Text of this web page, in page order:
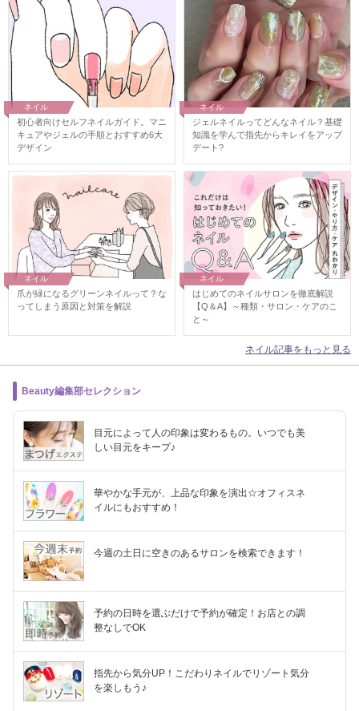
ネイル
初心者向けセルフネイルガイド。マニ
キュアやジェルの手順とおすすめ6大
デザイン
ネイル
ジェルネイルってどんなネイル？基礎
知識を学んで指先からキレイをアップ
デート?
ネイル
爪が緑になるグリーンネイルって？な
ってしまう原因と対策を解説
ネイル
はじめてのネイルサロンを徹底解説
【Q＆A】～種類・サロン・ケアのこ
と～
ネイル記事をもっと見る
Beauty編集部セレクション
目元によって人の印象は変わるもの。いつでも美
しい目元をキープ♪
華やかな手元が、上品な印象を演出☆オフィスネ
イルにもおすすめ！
今週の土日に空きのあるサロンを検索できます！
予約の日時を選ぶだけで予約が確定！お店との調
整なしでOK
指先から気分UP！こだわりネイルでリゾート気分
を楽しもう♪